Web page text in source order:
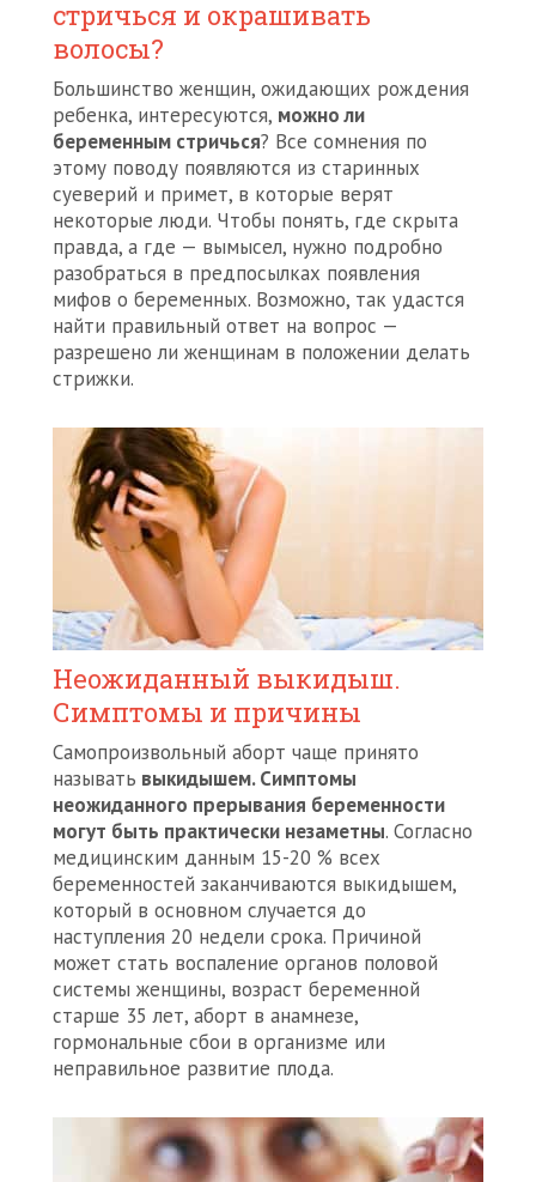
стричься и окрашивать
волосы?
Большинство женщин, ожидающих рождения
ребенка, интересуются, можно ли
беременным стричься? Все сомнения по
этому поводу появляются из старинных
суеверий и примет, в которые верят
некоторые люди. Чтобы понять, где скрыта
правда, а где — вымысел, нужно подробно
разобраться в предпосылках появления
мифов о беременных. Возможно, так удастся
найти правильный ответ на вопрос —
разрешено ли женщинам в положении делать
стрижки.
Неожиданный выкидыш.
Симптомы и причины
Самопроизвольный аборт чаще принято
называть выкидышем. Симптомы
неожиданного прерывания беременности
могут быть практически незаметны. Согласно
медицинским данным 15-20 % всех
беременностей заканчиваются выкидышем,
который в основном случается до
наступления 20 недели срока. Причиной
может стать воспаление органов половой
системы женщины, возраст беременной
старше 35 лет, аборт в анамнезе,
гормональные сбои в организме или
неправильное развитие плода.